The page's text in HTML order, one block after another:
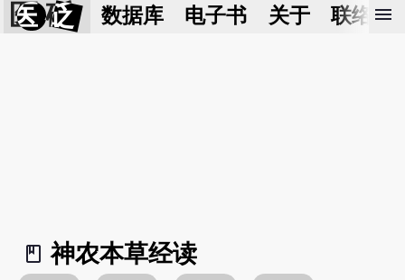
医 砭 数据库 电子书 关于 联络我
menu
book_2
神农本草经读